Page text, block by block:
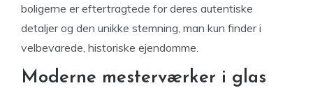
boligerne er eftertragtede for deres autentiske
detaljer og den unikke stemning, man kun finder i
velbevarede, historiske ejendomme.
Moderne mesterværker i glas